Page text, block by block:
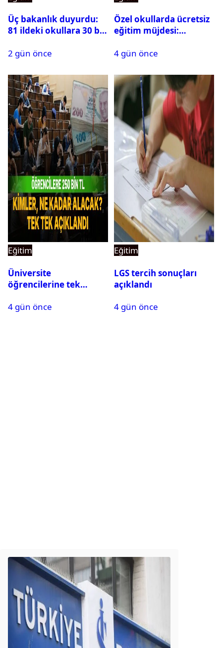
Üç bakanlık duyurdu:
81 ildeki okullara 30 bin
alınacak
2 gün önce
Özel okullarda ücretsiz
eğitim müjdesi:
başladı
4 gün önce
Eğitim
Üniversite
öğrencilerine tek
60 bin liraya kadar burs
4 gün önce
Eğitim
LGS tercih sonuçları
açıklandı
4 gün önce